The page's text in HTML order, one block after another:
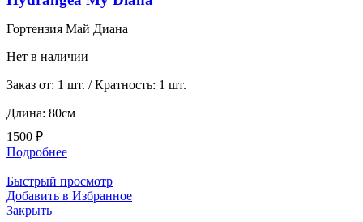
Гортензия Май Диана
Нет в наличии
Заказ от: 1 шт. / Кратность: 1 шт.
Длина: 80см
1500 ₽
Подробнее
Быстрый просмотр
Добавить в Избранное
Закрыть